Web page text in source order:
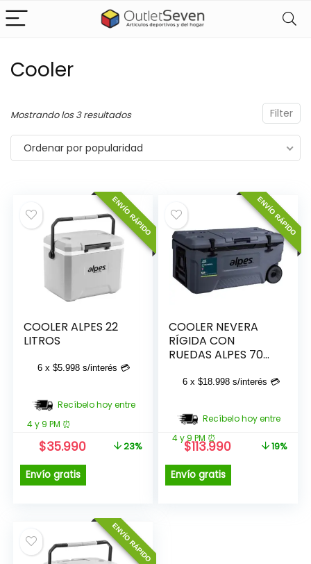
Cooler
Filter
Mostrando los 3 resultadosOrdenado
por
popularidad
Ordenar por popularidad
ENVÍO RÁPIDO
COOLER ALPES 22
LITROS
6 x$5.998 s/interés 💳
Recíbelo hoy entre
4 y 9 PM ⏰
El
original
era:
$35.990El
es:
Envío gratis
23%
ENVÍO RÁPIDO
COOLER NEVERA
RÍGIDA CON
RUEDAS ALPES 70
6 x$18.998 s/interés 💳
Recíbelo hoy entre
4 y 9 PM ⏰
El
original
era:
$113.990El
es:
Envío gratis
19%
ENVÍO RÁPIDO